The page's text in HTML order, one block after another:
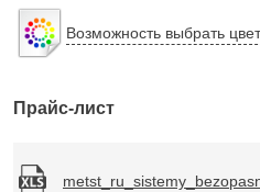
Возможность выбрать
Прайс-лист